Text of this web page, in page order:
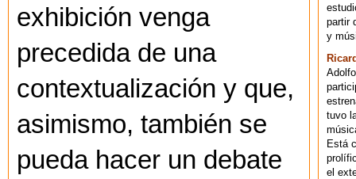
exhibición venga
precedida de una
contextualización y que,
asimismo, también se
pueda hacer un debate
partir
y
tuvo
Está
el